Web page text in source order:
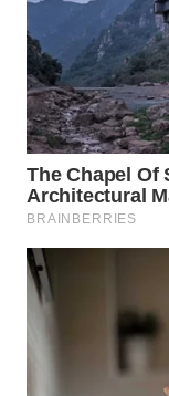
WN
INDRAMAYU
WN
KUNINGAN
WN
MAJALENGKA